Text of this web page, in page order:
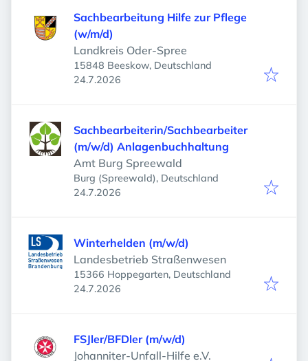
Sachbearbeitung Hilfe zur Pflege
(w/m/d)
Landkreis Oder-Spree
15848 Beeskow, Deutschland
Veröffentlicht
24.7.2026
Sachbearbeiterin/Sachbearbeiter
(m/w/d) Anlagenbuchhaltung
Amt Burg Spreewald
Burg (Spreewald), Deutschland
Veröffentlicht
24.7.2026
Winterhelden (m/w/d)
Landesbetrieb Straßenwesen
15366 Hoppegarten, Deutschland
Veröffentlicht
24.7.2026
FSJler/BFDler (m/w/d)
Johanniter-Unfall-Hilfe e.V.